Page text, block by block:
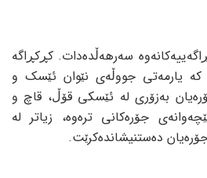
سەرهەڵدەدات. کڕکڕاگە
کە یارمەتی جووڵەی نێوان ئێسک و
بەزۆری لە ئێسکی قۆڵ، قاچ و
جۆرەکانی ترەوە، زیاتر لە
دەستنیشاندەکرێت.